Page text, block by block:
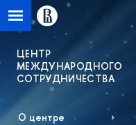
ЦЕНТР
МЕЖДУНАРОДНОГО
СОТРУДНИЧЕСТВА
О центре